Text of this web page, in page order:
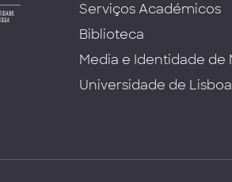
Serviços Académicos
Biblioteca
Media e Identidade de
Universidade de Lisboa